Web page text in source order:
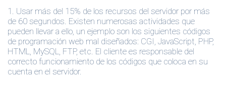
1. Usar más del 15% de los recursos del servidor por más
de 60 segundos. Existen numerosas actividades que
pueden llevar a ello, un ejemplo son los siguientes códigos
de programación web mal diseñados: CGI, JavaScript, PHP,
HTML, MySQL, FTP, etc. El cliente es responsable del
correcto funcionamiento de los códigos que coloca en su
cuenta en el servidor.